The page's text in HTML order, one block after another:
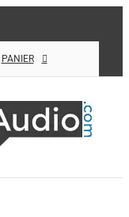
PANIER